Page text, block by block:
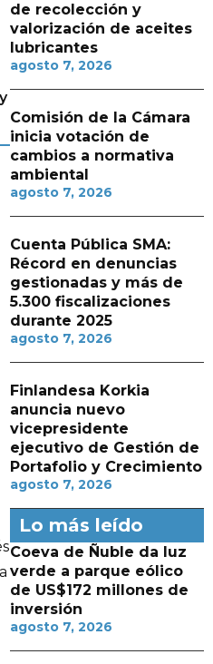
de recolección y
valorización de aceites
lubricantes
agosto 7, 2026
Comisión de la Cámara
inicia votación de
cambios a normativa
ambiental
agosto 7, 2026
Cuenta Pública SMA:
Récord en denuncias
gestionadas y más de
5.300 fiscalizaciones
durante 2025
agosto 7, 2026
Finlandesa Korkia
anuncia nuevo
vicepresidente
ejecutivo de Gestión de
Portafolio y Crecimiento
agosto 7, 2026
Lo más leído
Coeva de Ñuble da luz
verde a parque eólico
de US$172 millones de
inversión
agosto 7, 2026